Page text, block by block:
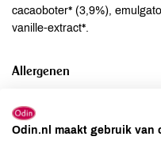
cacaoboter* (3,9%),
vanille-extract*.
Allergenen
Ei
Odin.nl maakt gebruik van